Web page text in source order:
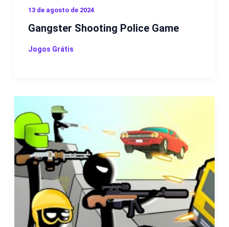
13 de agosto de 2024
Gangster Shooting Police Game
Jogos Grátis